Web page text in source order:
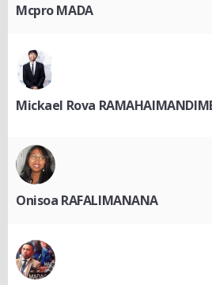
Mcpro MADA
Mickael Rova
Onisoa RAFALIMANANA